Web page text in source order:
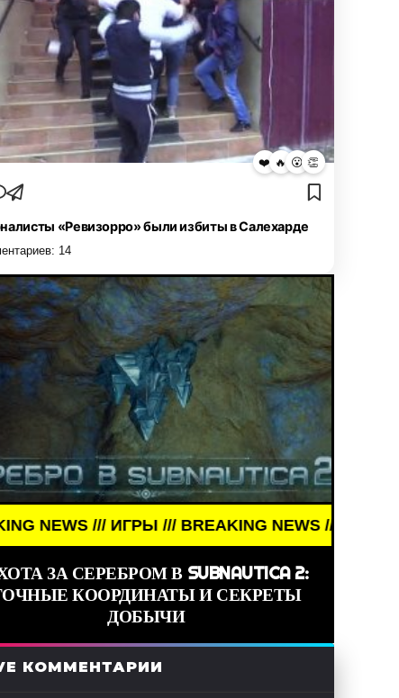
❤️ 🔥 😮 👏
«Ревизорро» были избиты в Салехарде
14
/// ИГРЫ /// BREAKING NEWS /// ИГРЫ ///
ЗА СЕРЕБРОМ В SUBNAUTICA 2:
КООРДИНАТЫ И СЕКРЕТЫ
ДОБЫЧИ
КОММЕНТАРИИ